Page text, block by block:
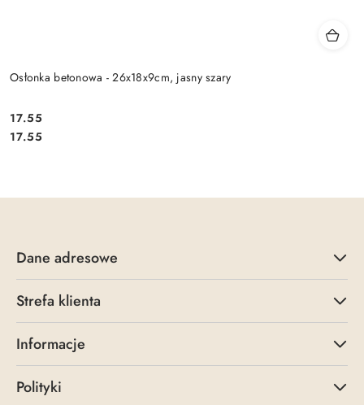
Osłonka betonowa - 26x18x9cm, jasny szary
Cena:
17.55
Cena:
17.55
Dane adresowe
Strefa klienta
Informacje
Polityki